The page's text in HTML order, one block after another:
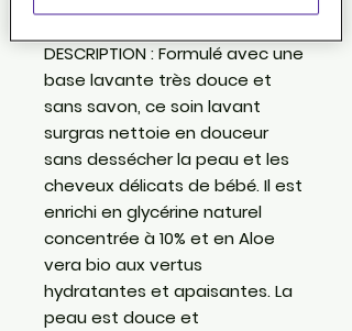
DESCRIPTION :Formulé avec une
base lavante très douce et
sans savon, ce soin lavant
surgras nettoie en douceur
sans dessécher la peau et les
cheveux délicats de bébé. Il est
enrichi en glycérine naturel
concentrée à 10% et en Aloe
vera bio aux vertus
hydratantes et apaisantes. La
peau est douce et